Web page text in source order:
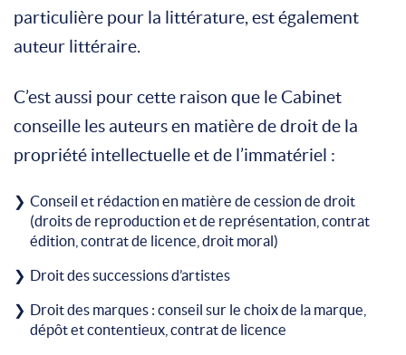
particulière pour la littérature, est également
auteur littéraire.
C’est aussi pour cette raison que le Cabinet
conseille les auteurs en matière de droit de la
propriété intellectuelle et de l’immatériel :
Conseil et rédaction en matière de cession de droit
(droits de reproduction et de représentation, contrat
édition, contrat de licence, droit moral)
Droit des successions d’artistes
Droit des marques : conseil sur le choix de la marque,
dépôt et contentieux, contrat de licence